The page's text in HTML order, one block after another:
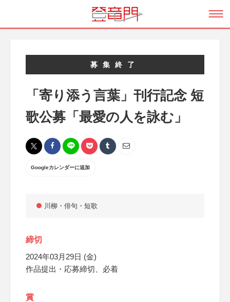
募集終了
「寄り添う言葉」刊行記念 短
歌公募「最愛の人を詠む」
Googleカレンダーに追加
川柳・俳句・短歌
締切
2024年03月29日 (金)
作品提出・応募締切、必着
賞